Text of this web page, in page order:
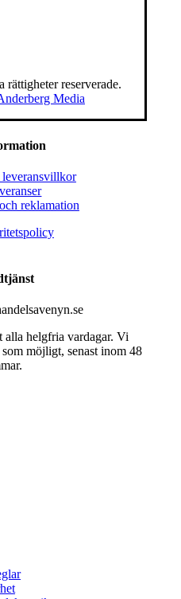
rättigheter reserverade.
Media
reklamation
alla helgfria vardagar. Vi
möjligt, senast inom 48